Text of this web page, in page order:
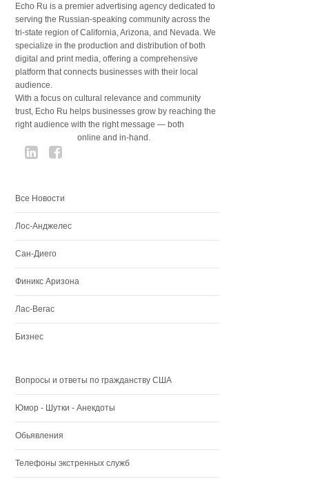
Echo Ru is a premier advertising agency dedicated to
serving the Russian-speaking community across the
tri-state region of California, Arizona, and Nevada. We
specialize in the production and distribution of both
digital and print media, offering a comprehensive
platform that connects businesses with their local
audience.
With a focus on cultural relevance and community
trust, Echo Ru helps businesses grow by reaching the
right audience with the right message — both
online and in-hand.
Все Новости
Лос-Анджелес
Сан-Диего
Финикс Аризона
Лас-Вегас
Бизнес
Вопросы и ответы по гражданству США
Юмор - Шутки - Анекдоты
Обьявления
Телефоны экстренных служб